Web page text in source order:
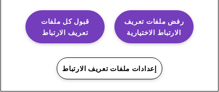
PH1U10212421
PH1U12192411
PH1U12192421
قبول كل ملفات
تعريف الارتباط
رفض ملفات تعريف
الارتباط الاختيارية
إعدادات ملفات تعريف الارتباط